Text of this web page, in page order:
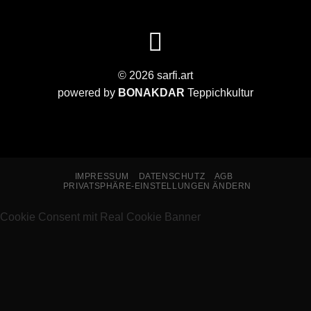
© 2026 sarfi.art
powered by BONAKDAR Teppichkultur
IMPRESSUM DATENSCHUTZ
AGB
PRIVATSPHÄRE-EINSTELLUNGEN ÄNDERN
Cookie Consent mit Real Cookie Banner